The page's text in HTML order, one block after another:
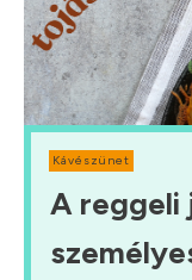
Kávészünet
A reggeli